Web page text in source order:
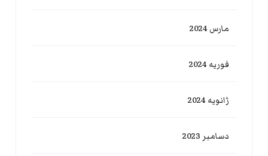
مارس 2024
فوریه 2024
ژانویه 2024
دسامبر 2023